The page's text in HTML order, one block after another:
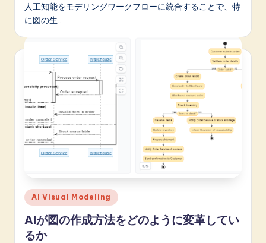
人工知能をモデリングワークフローに統合することで、特
に図の生…
Posted
in
AI Visual Modeling
AIが図の作成方法をどのように変革してい
るか